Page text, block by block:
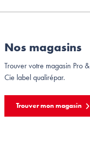
Nos magasins
Trouver votre magasin Pro &
Cie label qualirépar.
Trouver mon magasin